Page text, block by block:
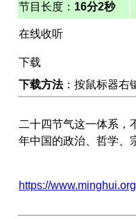
节目长度： 16分2秒
在线收听
下载
下载方法：按鼠标器右
二十四节气这一体系，
年中国的政治、哲学、
https://